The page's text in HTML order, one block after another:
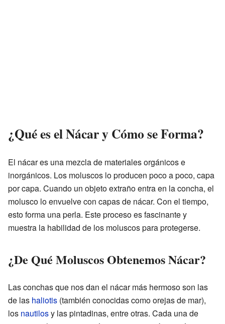
¿Qué es el Nácar y Cómo se Forma?
El nácar es una mezcla de materiales orgánicos e
inorgánicos. Los moluscos lo producen poco a poco, capa
por capa. Cuando un objeto extraño entra en la concha, el
molusco lo envuelve con capas de nácar. Con el tiempo,
esto forma una perla. Este proceso es fascinante y
muestra la habilidad de los moluscos para protegerse.
¿De Qué Moluscos Obtenemos Nácar?
Las conchas que nos dan el nácar más hermoso son las
de las haliotis (también conocidas como orejas de mar),
los nautilosy las pintadinas, entre otras. Cada una de